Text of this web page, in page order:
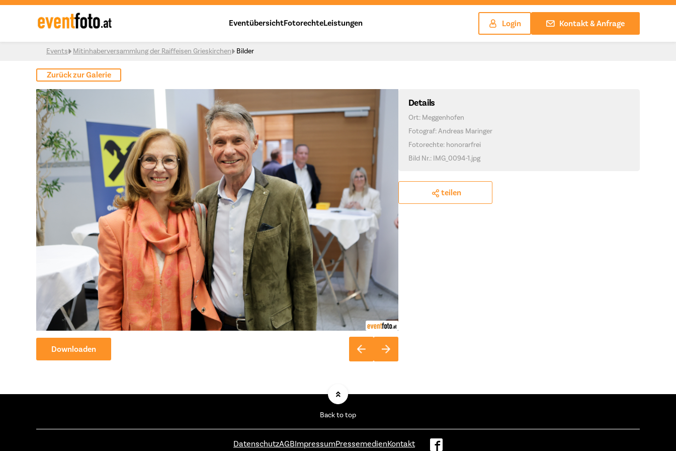
Skip to content
EventübersichtFotorechteLeistungen Login Kontakt & Anfrage
Events Mitinhaberversammlung der Raiffeisen Grieskirchen Bilder
Zurück zur Galerie
Downloaden
Details
Ort: Meggenhofen
Fotograf: Andreas Maringer
Fotorechte: honorarfrei
Bild Nr.: IMG_0094-1.jpg
teilen
Back to top
DatenschutzAGBImpressumPressemedienKontakt